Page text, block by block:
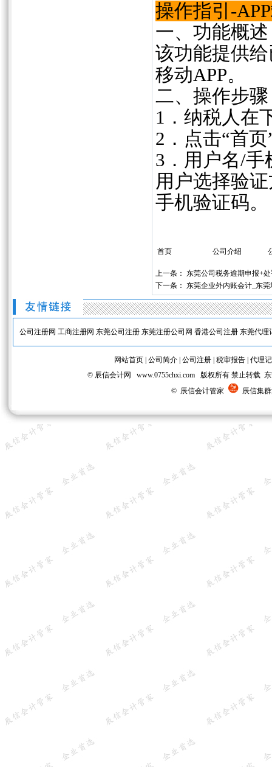
操作指引-
一、功能概述
该功能提供
移动APP。
二、操作步骤
1．纳税人在
2．点击“首
3．用户名/手
用户选择验
手机验证码。
首页 公司介绍
上一条： 东莞公司税务逾期申报+
下一条： 东莞企业外内账会计_东
公司注册网 工商注册网 东莞公司注册 东莞注册公司网 香港公司注册 东莞代理
网站首页 公司简介 公司注册 税审报告 代理
© 辰信会计网 www.0755chxi.com 版权所有 禁止转载
© 辰信会计管家
辰信集